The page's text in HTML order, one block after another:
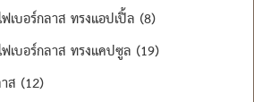
เบอร์กลาส ทรงแอปเปิ้ล (8)
เบอร์กลาส ทรงแคปซูล (19)
ส (12)